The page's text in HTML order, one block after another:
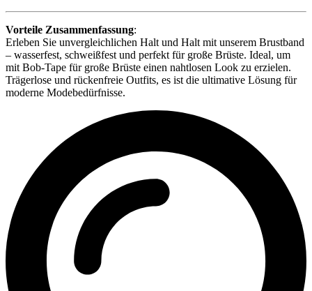
Vorteile Zusammenfassung:
Erleben Sie unvergleichlichen Halt und Halt mit unserem Brustband
– wasserfest, schweißfest und perfekt für große Brüste. Ideal, um
mit Bob-Tape für große Brüste einen nahtlosen Look zu erzielen.
Trägerlose und rückenfreie Outfits, es ist die ultimative Lösung für
moderne Modebedürfnisse.